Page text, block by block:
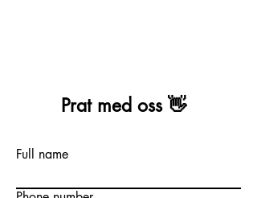
Prat med oss 👋
Full name